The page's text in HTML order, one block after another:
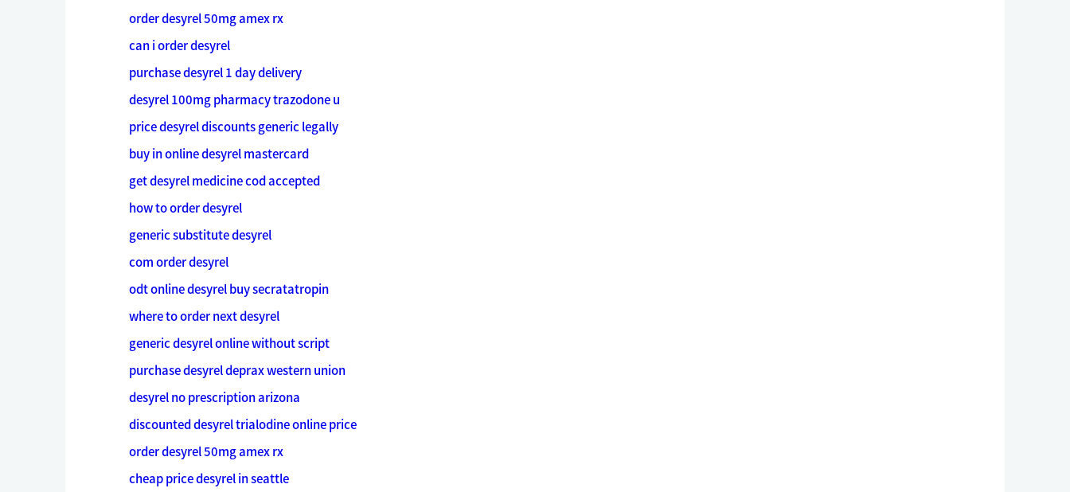
order desyrel 50mg amex rx
can i order desyrel
purchase desyrel 1 day delivery
desyrel 100mg pharmacy trazodone u
price desyrel discounts generic legally
buy in online desyrel mastercard
get desyrel medicine cod accepted
how to order desyrel
generic substitute desyrel
com order desyrel
odt online desyrel buy secratatropin
where to order next desyrel
generic desyrel online without script
purchase desyrel deprax western union
desyrel no prescription arizona
discounted desyrel trialodine online price
order desyrel 50mg amex rx
cheap price desyrel in seattle